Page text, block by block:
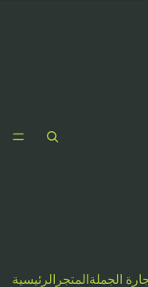
الرئيسية المتجر الجملة